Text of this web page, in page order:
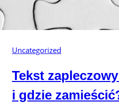
Uncategorized
Tekst
i gdzie